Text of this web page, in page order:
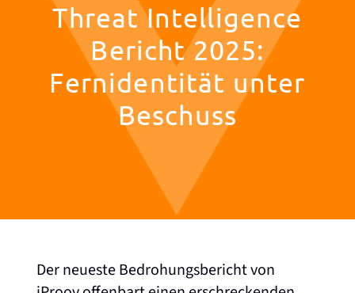
Threat Intelligence
Bericht 2025:
Fernidentität unter
Beschuss
Der neueste Bedrohungsbericht von